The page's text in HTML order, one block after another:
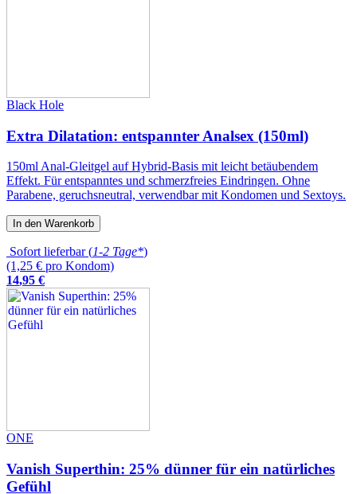
Black Hole
Extra Dilatation: entspannter Analsex (150ml)
150ml Anal-Gleitgel auf Hybrid-Basis mit leicht betäubendem
Effekt. Für entspanntes und schmerzfreies Eindringen. Ohne
Parabene, geruchsneutral, verwendbar mit Kondomen und Sextoys.
In den Warenkorb
Sofort lieferbar (1-2 Tage*)
(1,25 € pro Kondom)
14,95 €
ONE
Vanish Superthin: 25% dünner für ein natürliches
Gefühl